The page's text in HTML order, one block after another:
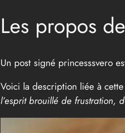
Les propos
Un post signé princesssvero
Voici la description liée à
l’esprit brouillé de frustration,